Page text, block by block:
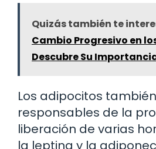
Quizás también te
Cambio Progresivo en
Descubre Su
Los adipocitos
responsables de la
liberación de varias
la leptina y la